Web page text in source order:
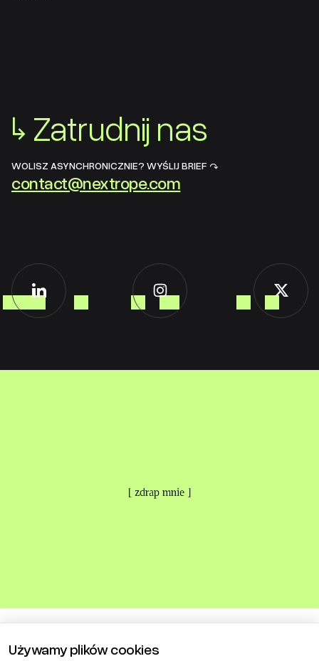
↳ Zatrudnij nas
WOLISZ ASYNCHRONICZNIE? WYŚLIJ BRIEF ↷
contact@nextrope.com
[ zdrap mnie ]
Używamy plików cookies